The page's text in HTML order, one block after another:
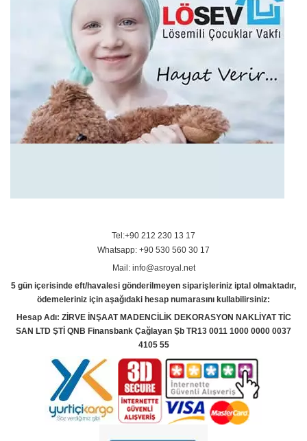
Tel:+90 212 230 13 17
Whatsapp: +90 530 560 30 17
Mail: info@asroyal.net
5 gün içerisinde eft/havalesi gönderilmeyen siparişleriniz iptal olmaktadır,
ödemeleriniz için aşağıdaki hesap numarasını kullabilirsiniz:
Hesap Adı: ZİRVE İNŞAAT MADENCİLİK DEKORASYON NAKLİYAT TİC
SAN LTD ŞTİ QNB Finansbank Çağlayan Şb TR13 0011 1000 0000 0037
4105 55